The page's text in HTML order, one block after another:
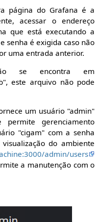
página do Grafana é a
acessar o endereço
que está executando a
senha é exigida caso não
uma entrada anterior.
se encontra em
este arquivo não pode
um usuário "admin"
gerenciamento
"cigam" com a senha
do ambiente
admin/users
a manutenção com o